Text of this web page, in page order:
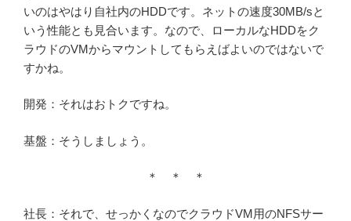
いのはやはり自社内のHDDです。ネットの速度30MB/sと
いう性能とも見合います。なので、ローカルなHDDをク
ラウドのVMからマウントしてもらえばよいのではないで
すかね。
開発：それはおトクですね。
基盤：そうしましょう。
＊ ＊ ＊
社長：それで、せっかくなのでクラウドVM用のNFSサー